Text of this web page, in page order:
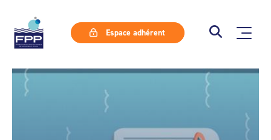
Espace adhérent